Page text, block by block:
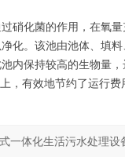
硝化菌的作用，在氧
化。该池由池体、填
内保持较高的生物量
，有效地节约了运行费